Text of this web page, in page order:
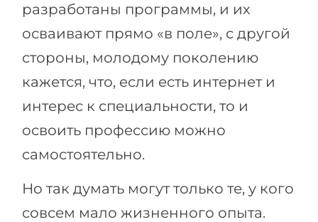
разработаны программы, и их
осваивают прямо «в поле», с другой
стороны, молодому поколению
кажется, что, если есть интернет и
интерес к специальности, то и
освоить профессию можно
самостоятельно.
Но так думать могут только те, у кого
совсем мало жизненного опыта.